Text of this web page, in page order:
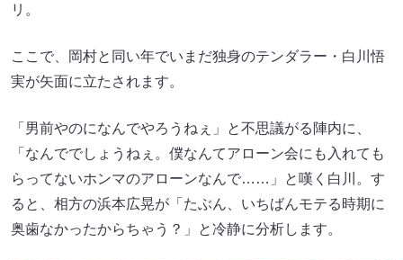
リ。
ここで、岡村と同い年でいまだ独身のテンダラー・白川悟
実が矢面に立たされます。
「男前やのになんでやろうねぇ」と不思議がる陣内に、
「なんででしょうねぇ。僕なんてアローン会にも入れても
らってないホンマのアローンなんで……」と嘆く白川。す
ると、相方の浜本広晃が「たぶん、いちばんモテる時期に
奥歯なかったからちゃう？」と冷静に分析します。